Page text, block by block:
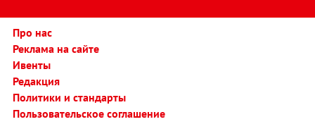
Про нас
Реклама на сайте
Ивенты
Редакция
Политики и стандарты
Пользовательское соглашение